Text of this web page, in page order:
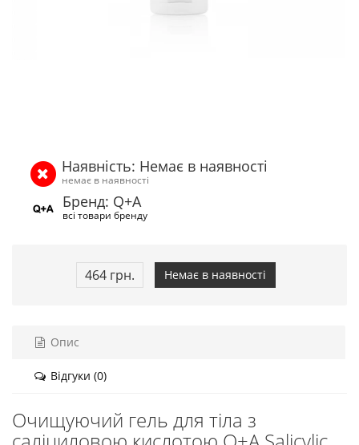
Наявність: Немає в наявності
немає в наявності
Бренд: Q+A
всі товари бренду
464 грн. Немає в наявності
Опис
Відгуки (0)
Очищуючий гель для тіла з